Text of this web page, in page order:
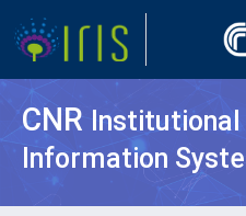
CNR
Information